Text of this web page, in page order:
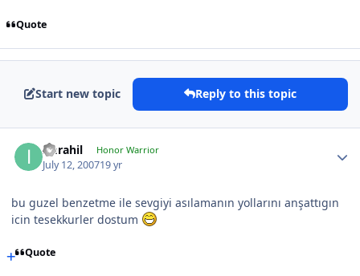
Quote
Start new topic Reply to this topic
Imrahil Honor Warrior
July 12, 200719 yr
bu guzel benzetme ile sevgiyi asılamanın yollarını anşattıgın
icin tesekkurler dostum
Quote